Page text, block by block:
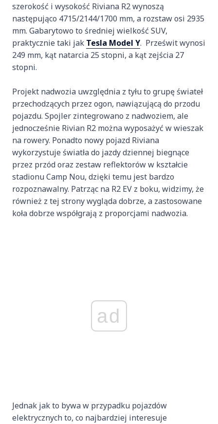
szerokość i wysokość Riviana R2 wynoszą
następująco 4715/2144/1700 mm, a rozstaw osi 2935
mm. Gabarytowo to średniej wielkość SUV,
praktycznie taki jak Tesla Model Y. Prześwit wynosi
249 mm, kąt natarcia 25 stopni, a kąt zejścia 27
stopni.
Projekt nadwozia uwzględnia z tyłu to grupę świateł
przechodzących przez ogon, nawiązującą do przodu
pojazdu. Spojler zintegrowano z nadwoziem, ale
jednocześnie Rivian R2 można wyposażyć w wieszak
na rowery. Ponadto nowy pojazd Riviana
wykorzystuje światła do jazdy dziennej biegnące
przez przód oraz zestaw reflektorów w kształcie
stadionu Camp Nou, dzięki temu jest bardzo
rozpoznawalny. Patrząc na R2 EV z boku, widzimy, że
również z tej strony wygląda dobrze, a zastosowane
koła dobrze współgrają z proporcjami nadwozia.
ad
Jednak jak to bywa w przypadku pojazdów
elektrycznych to, co najbardziej interesuje